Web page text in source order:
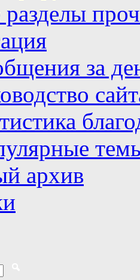
разделы
за
архив